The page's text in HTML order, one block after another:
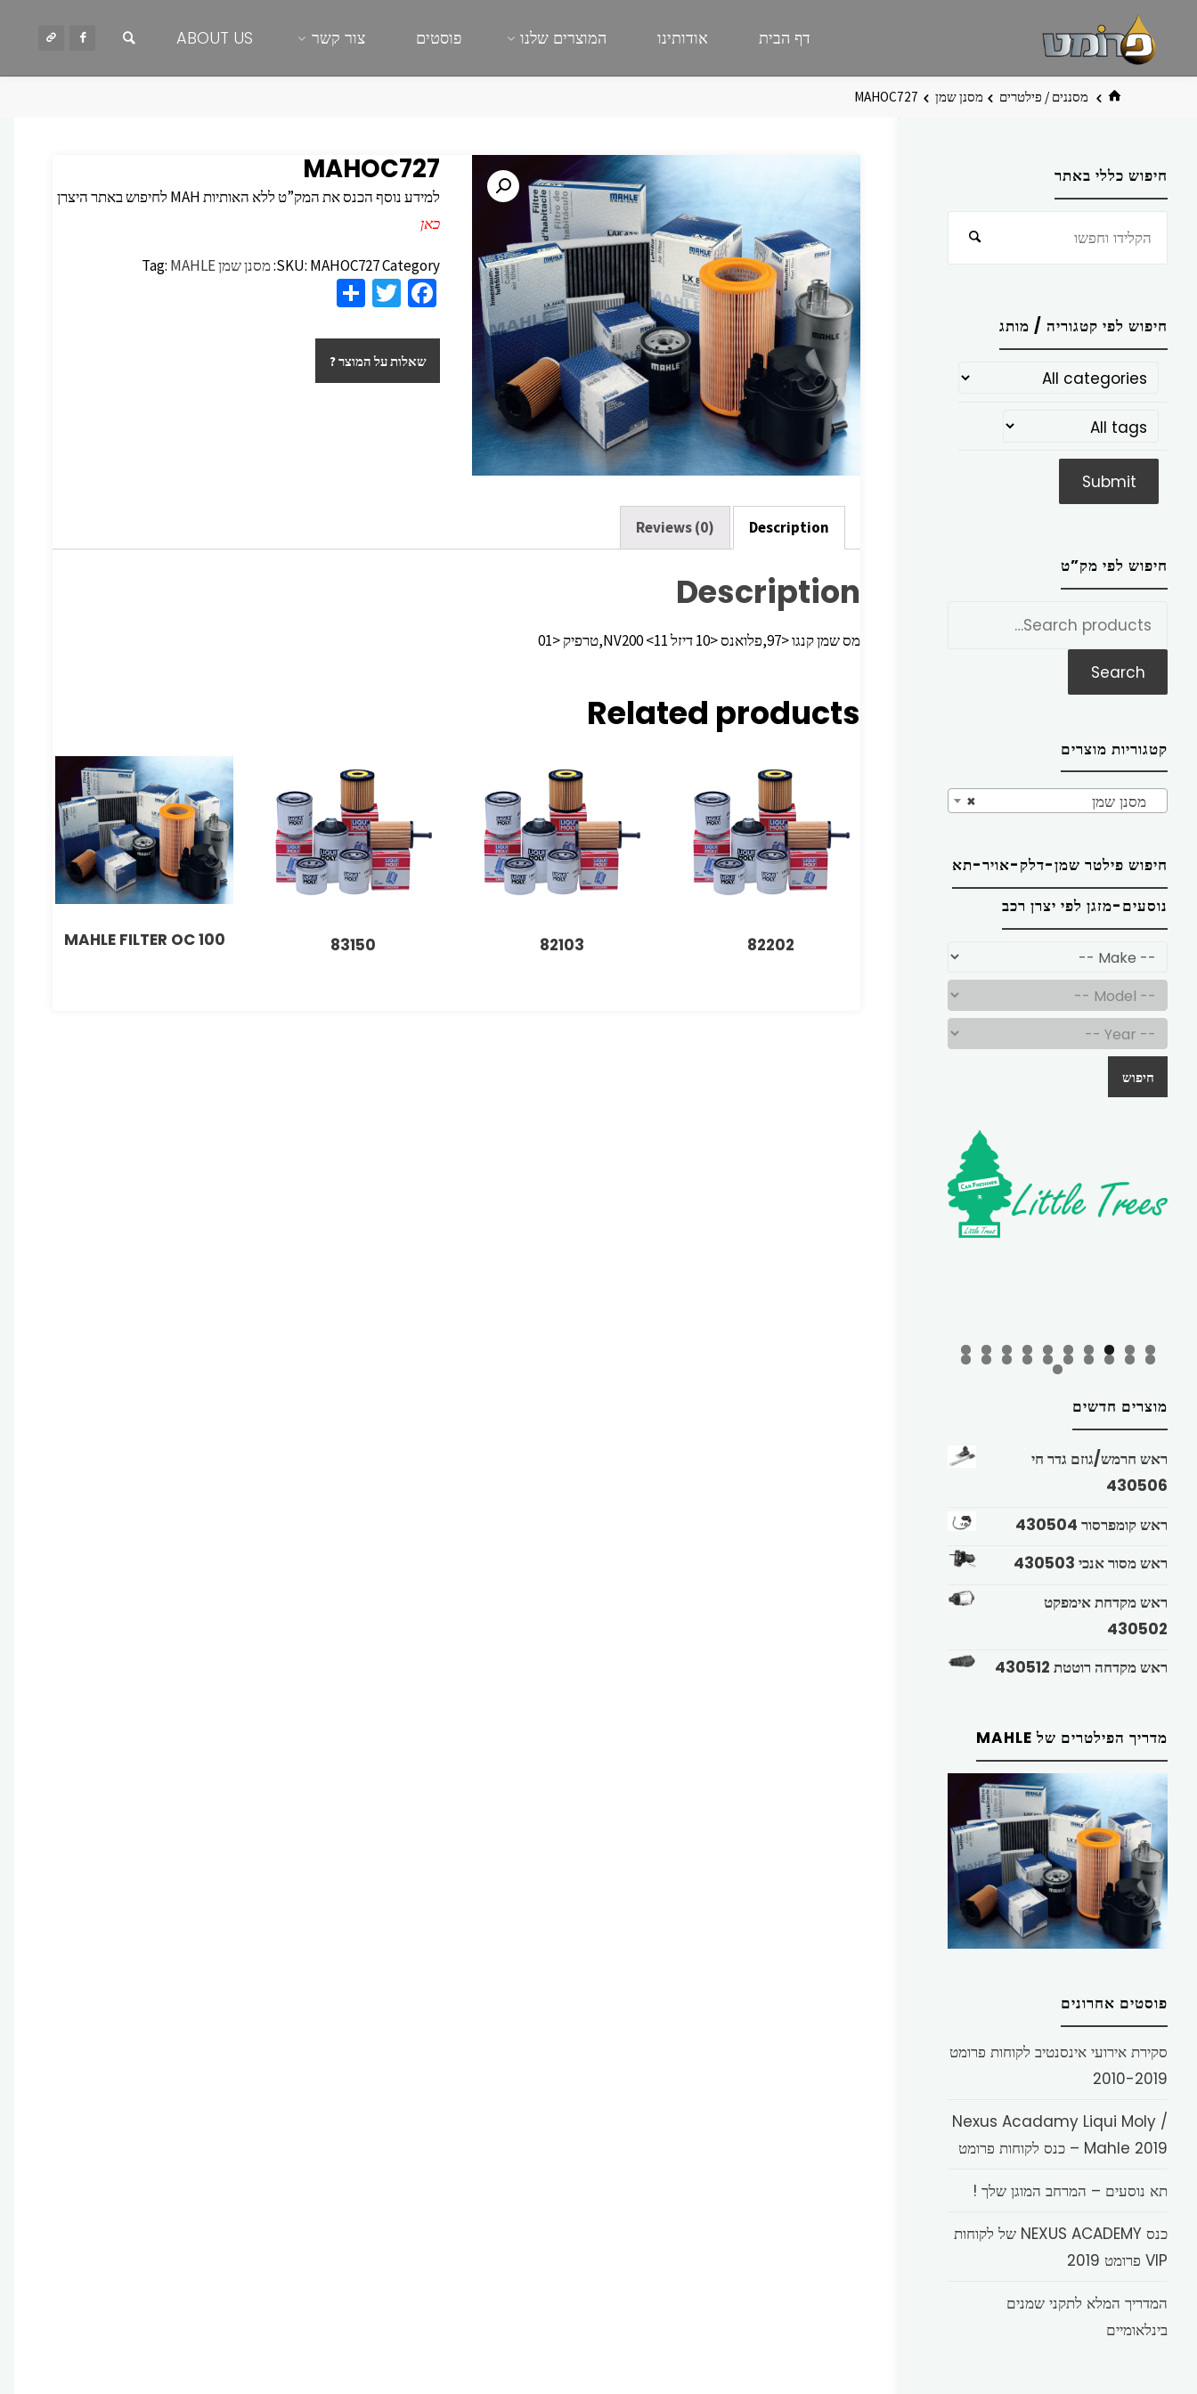
דף הבית אודותינו המוצרים שלנו פוסטים צור קשר ABOUT US
בית מסננים / פילטרים מסנן שמן MAHOC727
MAHOC727
למידע נוסף הכנס את המק”ט ללא האותיות MAH לחיפוש באתר היצרן
כאן
SKU: MAHOC727Category: מסנן שמן Tag: MAHLE
Fa
b
o
T
tt
er
ar
eשאלות על המוצר ?
Description
Reviews (0)
Description
מס שמן קנגו <97,פלואנס <10 דיזל NV200 <11,טרפיק <01
Related products
82202
82103
83150
MAHLE FILTER OC 100
חיפוש כללי באתר
חיפוש
חיפוש לפי קטגוריה / מותג
חיפוש לפי מק”ט
Search
קטגוריות מוצרים
× מסנן שמן
חיפוש פילטר שמן-דלק-אויר-תא
נוסעים-מזגן לפי יצרן רכב
חיפוש
מוצרים חדשים
ראש חרמש/גוזם גדר חי
430506
ראש קומפרסור 430504
ראש מסור אנכי 430503
ראש מקדחת אימפקט
430502
ראש מקדחה רוטטת 430512
מדריך הפילטרים של MAHLE
פוסטים אחרונים
סקירת אירועי אינסנטיב לקוחות פרומט
2010-2019
Nexus Acadamy Liqui Moly /
Mahle 2019 – כנס לקוחות פרומט
תא נוסעים – המרחב המוגן שלך !
כנס NEXUS ACADEMY של לקוחות
VIP פרומט 2019
המדריך המלא לתקני שמנים
בינלאומיים